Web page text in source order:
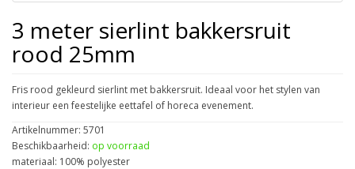
3 meter sierlint bakkersruit
rood 25mm
Fris rood gekleurd sierlint met bakkersruit. Ideaal voor het stylen van
interieur een feestelijke eettafel of horeca evenement.
Artikelnummer: 5701
Beschikbaarheid: op voorraad
materiaal: 100% polyester